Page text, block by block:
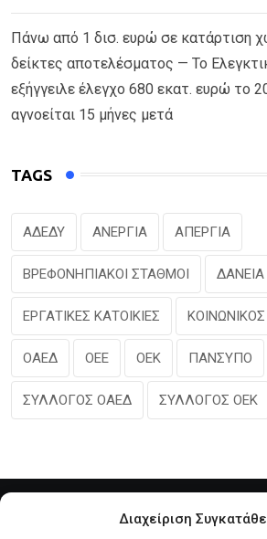
Διαχείριση
Πάνω από 1 δισ. ευρώ σε κατάρτιση
δείκτες αποτελέσματος — Το
εξήγγειλε έλεγχο 680 εκατ. ευρώ το
αγνοείται 15 μήνες μετά
TAGS
ΑΔΕΔΥ ΑΝΕΡΓΙΑ ΑΠΕΡΓΙΑ
ΒΡΕΦΟΝΗΠΙΑΚΟΙ ΣΤΑΘΜΟΙ
ΕΡΓΑΤΙΚΕΣ ΚΑΤΟΙΚΙΕΣ
ΟΑΕΔ ΟΕΕ ΟΕΚ ΠΑΝΣΥΠΟ
ΣΥΛΛΟΓΟΣ ΟΑΕΔ ΣΥΛΛΟΓΟΣ ΟΕΚ